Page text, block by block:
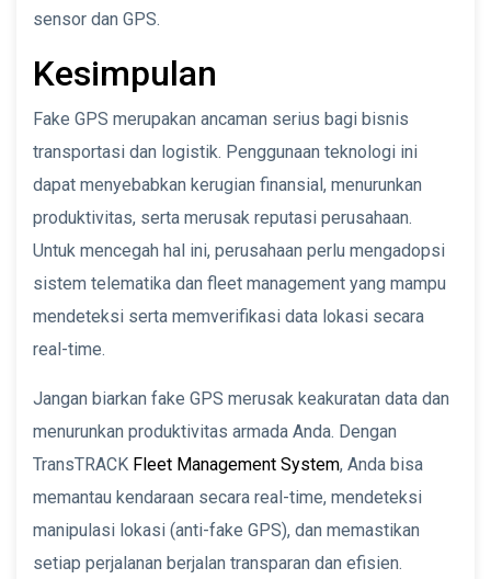
sensor dan GPS.
Kesimpulan
Fake GPS merupakan ancaman serius bagi bisnis
transportasi dan logistik. Penggunaan teknologi ini
dapat menyebabkan kerugian finansial, menurunkan
produktivitas, serta merusak reputasi perusahaan.
Untuk mencegah hal ini, perusahaan perlu mengadopsi
sistem telematika dan fleet management yang mampu
mendeteksi serta memverifikasi data lokasi secara
real-time.
Jangan biarkan fake GPS merusak keakuratan data dan
menurunkan produktivitas armada Anda. Dengan
TransTRACK Fleet Management System, Anda bisa
memantau kendaraan secara real-time, mendeteksi
manipulasi lokasi (anti-fake GPS), dan memastikan
setiap perjalanan berjalan transparan dan efisien.